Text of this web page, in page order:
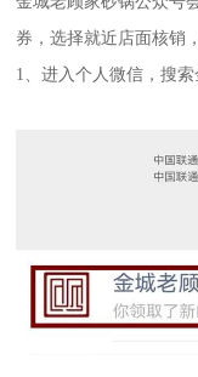
券，选择就近店面核销
1、进入个人微信，搜